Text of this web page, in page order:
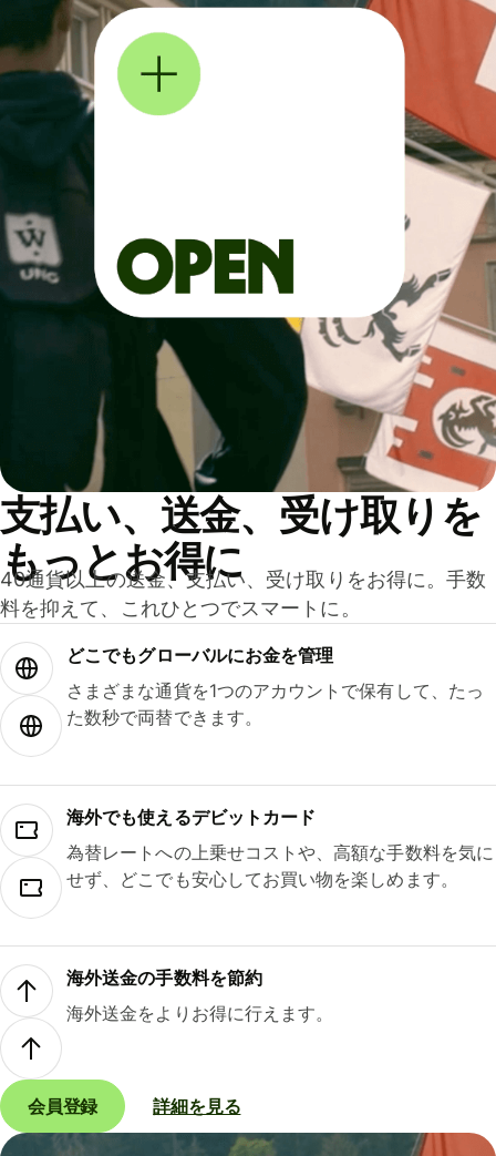
支払い、送金、受け取りを
もっとお得に
40通貨以上の送金、支払い、受け取りをお得に。手数
料を抑えて、これひとつでスマートに。
どこでもグ⁠ロ⁠ー⁠バ⁠ルにお金を管理
さまざまな通貨を1つのアカウントで保有して、たっ
た数秒で両替できます。
海外でも使えるデビットカード
為替レートへの上乗せコストや、高額な手数料を気に
せず、どこでも安心してお買い物を楽しめます。
海外送金の手数料を節約
海外送金をよりお得に行えます。
会員登録 詳細を見る